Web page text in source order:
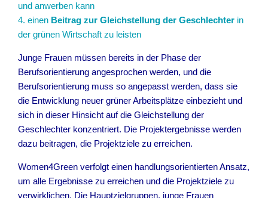
und anwerben kann
4. einen Beitrag zur Gleichstellung der Geschlechter in
der grünen Wirtschaft zu leisten
Junge Frauen müssen bereits in der Phase der
Berufsorientierung angesprochen werden, und die
Berufsorientierung muss so angepasst werden, dass sie
die Entwicklung neuer grüner Arbeitsplätze einbezieht und
sich in dieser Hinsicht auf die Gleichstellung der
Geschlechter konzentriert. Die Projektergebnisse werden
dazu beitragen, die Projektziele zu erreichen.
Women4Green verfolgt einen handlungsorientierten Ansatz,
um alle Ergebnisse zu erreichen und die Projektziele zu
verwirklichen. Die Hauptzielgruppen, junge Frauen